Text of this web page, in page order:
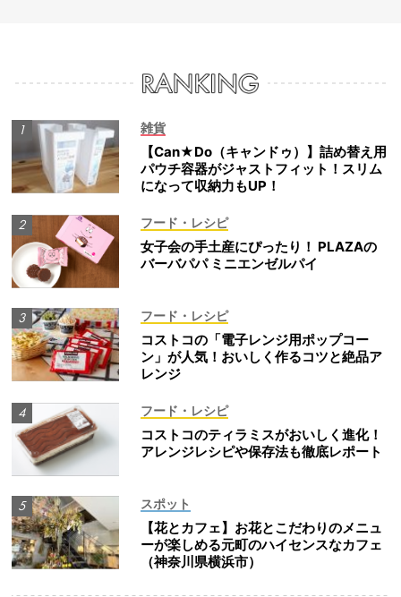
雑貨
【Can★Do（キャンドゥ）】詰め替え用
パウチ容器がジャストフィット！スリム
になって収納力もUP！
フード・レシピ
女子会の手土産にぴったり！ PLAZAの
バーバパパ ミニエンゼルパイ
フード・レシピ
コストコの「電子レンジ用ポップコー
ン」が人気！おいしく作るコツと絶品ア
レンジ
フード・レシピ
コストコのティラミスがおいしく進化！
アレンジレシピや保存法も徹底レポート
スポット
【花とカフェ】お花とこだわりのメニュ
ーが楽しめる元町のハイセンスなカフェ
（神奈川県横浜市）